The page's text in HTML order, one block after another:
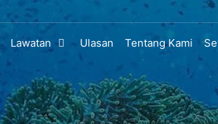
Lawatan Ulasan Tentang Kami